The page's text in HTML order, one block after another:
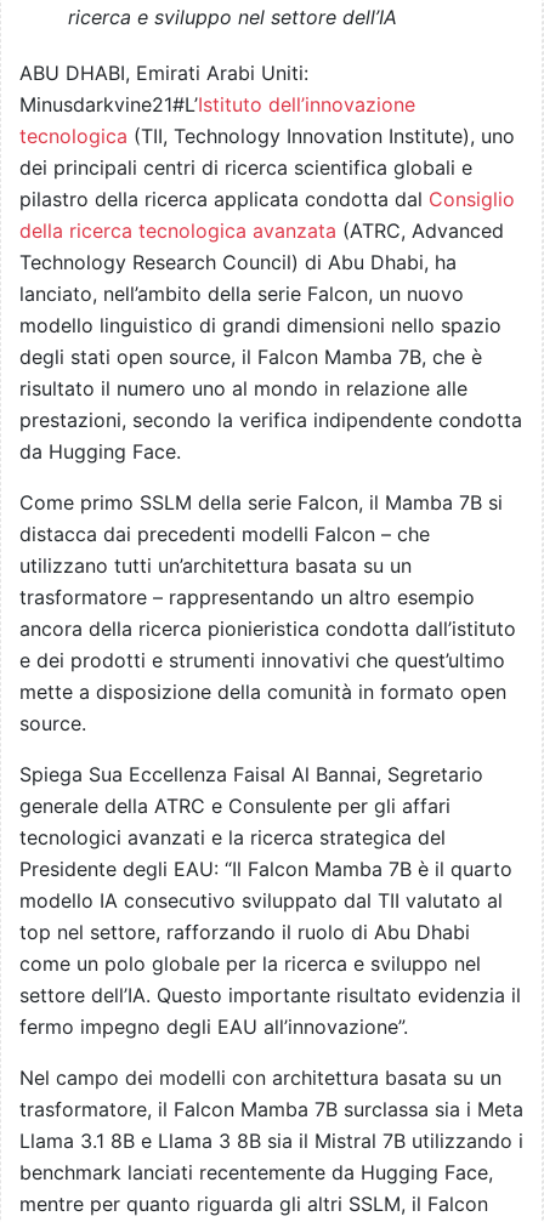
ricerca e sviluppo nel settore dell’IA
ABU DHABI, Emirati Arabi Uniti:
Minusdarkvine21#L’Istituto dell’innovazione
tecnologica (TII, Technology Innovation Institute), uno
dei principali centri di ricerca scientifica globali e
pilastro della ricerca applicata condotta dal Consiglio
della ricerca tecnologica avanzata (ATRC, Advanced
Technology Research Council) di Abu Dhabi, ha
lanciato, nell’ambito della serie Falcon, un nuovo
modello linguistico di grandi dimensioni nello spazio
degli stati open source, il Falcon Mamba 7B, che è
risultato il numero uno al mondo in relazione alle
prestazioni, secondo la verifica indipendente condotta
da Hugging Face.
Come primo SSLM della serie Falcon, il Mamba 7B si
distacca dai precedenti modelli Falcon – che
utilizzano tutti un’architettura basata su un
trasformatore – rappresentando un altro esempio
ancora della ricerca pionieristica condotta dall’istituto
e dei prodotti e strumenti innovativi che quest’ultimo
mette a disposizione della comunità in formato open
source.
Spiega Sua Eccellenza Faisal Al Bannai, Segretario
generale della ATRC e Consulente per gli affari
tecnologici avanzati e la ricerca strategica del
Presidente degli EAU: “Il Falcon Mamba 7B è il quarto
modello IA consecutivo sviluppato dal TII valutato al
top nel settore, rafforzando il ruolo di Abu Dhabi
come un polo globale per la ricerca e sviluppo nel
settore dell’IA. Questo importante risultato evidenzia il
fermo impegno degli EAU all’innovazione”.
Nel campo dei modelli con architettura basata su un
trasformatore, il Falcon Mamba 7B surclassa sia i Meta
Llama 3.1 8B e Llama 3 8B sia il Mistral 7B utilizzando i
benchmark lanciati recentemente da Hugging Face,
mentre per quanto riguarda gli altri SSLM, il Falcon